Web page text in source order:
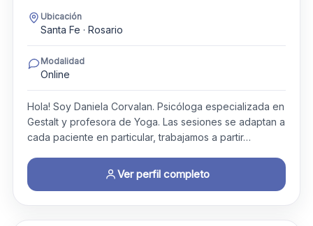
Ubicación
Santa Fe · Rosario
Modalidad
Online
Hola! Soy Daniela Corvalan. Psicóloga especializada en
Gestalt y profesora de Yoga. Las sesiones se adaptan a
cada paciente en particular, trabajamos a partir…
Ver perfil completo